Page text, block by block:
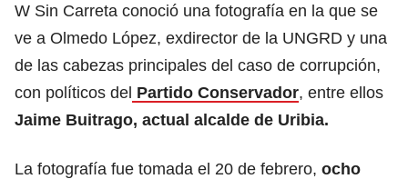
W Sin Carreta conoció una fotografía en la que se
ve a Olmedo López, exdirector de la UNGRD y una
de las cabezas principales del caso de corrupción,
con políticos del Partido Conservador, entre ellos
Jaime Buitrago, actual alcalde de Uribia.
La fotografía fue tomada el 20 de febrero, ocho